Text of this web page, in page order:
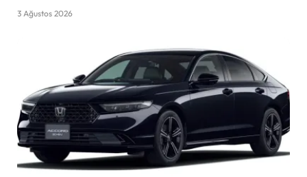
3 Ağustos 2026